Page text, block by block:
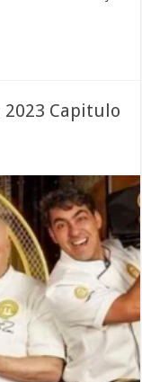
Capitulo